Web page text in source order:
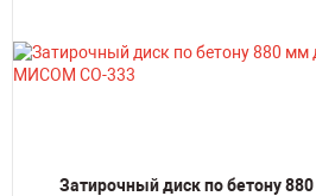
Затирочный диск по бетону